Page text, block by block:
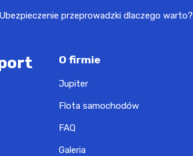
Ubezpieczenie przeprowadzki dlaczego warto?
O firmie
Jupiter
Flota samochodów
FAQ
Galeria